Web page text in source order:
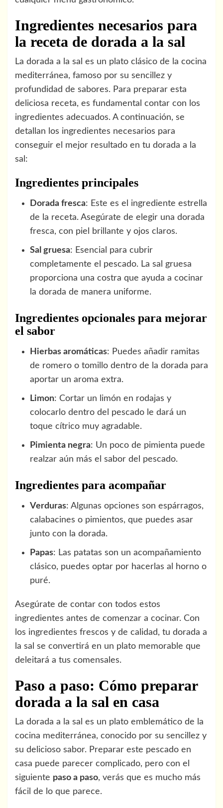
Ingredientes necesarios para
la receta de dorada a la sal
La dorada a la sal es un plato clásico de la cocina
mediterránea, famoso por su sencillez y
profundidad de sabores. Para preparar esta
deliciosa receta, es fundamental contar con los
ingredientes adecuados. A continuación, se
detallan los ingredientes necesarios para
conseguir el mejor resultado en tu dorada a la
sal:
Ingredientes principales
Dorada fresca: Este es el ingrediente estrella
de la receta. Asegúrate de elegir una dorada
fresca, con piel brillante y ojos claros.
Sal gruesa: Esencial para cubrir
completamente el pescado. La sal gruesa
proporciona una costra que ayuda a cocinar
la dorada de manera uniforme.
Ingredientes opcionales para mejorar
el sabor
Hierbas aromáticas: Puedes añadir ramitas
de romero o tomillo dentro de la dorada para
aportar un aroma extra.
Limon: Cortar un limón en rodajas y
colocarlo dentro del pescado le dará un
toque cítrico muy agradable.
Pimienta negra: Un poco de pimienta puede
realzar aún más el sabor del pescado.
Ingredientes para acompañar
Verduras: Algunas opciones son espárragos,
calabacines o pimientos, que puedes asar
junto con la dorada.
Papas: Las patatas son un acompañamiento
clásico, puedes optar por hacerlas al horno o
puré.
Asegúrate de contar con todos estos
ingredientes antes de comenzar a cocinar. Con
los ingredientes frescos y de calidad, tu dorada a
la sal se convertirá en un plato memorable que
deleitará a tus comensales.
Paso a paso: Cómo preparar
dorada a la sal en casa
La dorada a la sal es un plato emblemático de la
cocina mediterránea, conocido por su sencillez y
su delicioso sabor. Preparar este pescado en
casa puede parecer complicado, pero con el
siguiente paso a paso, verás que es mucho más
fácil de lo que parece.